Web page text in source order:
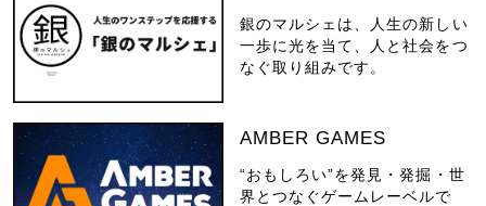
銀のマルシェは、人生の新しい
一歩に光を当て、人と社会をつ
なぐ取り組みです。
AMBER GAMES
“おもしろい”を発見・発掘・世
界とつなぐゲームレーベルで